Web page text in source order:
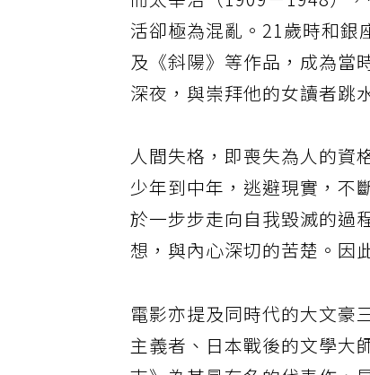
而太宰治（1909－1948）
活卻極為混亂。21歲時和銀
及《斜陽》等作品，成為當
深夜，與崇拜他的女讀者跳
人間失格，即喪失為人的資
少年到中年，逃避現實，不
於一步步走向自我毀滅的過
想，與內心深切的苦楚。因
電影亦提及同時代的大文豪
主義者、日本戰後的文學大